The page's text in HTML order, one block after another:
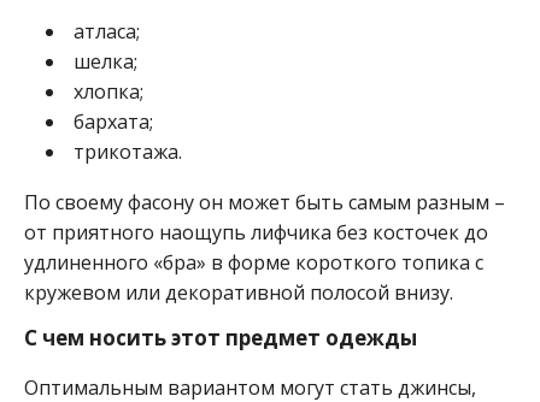
атласа;
шелка;
хлопка;
бархата;
трикотажа.
По своему фасону он может быть самым разным –
от приятного наощупь лифчика без косточек до
удлиненного «бра» в форме короткого топика с
кружевом или декоративной полосой внизу.
С чем носить этот предмет одежды
Оптимальным вариантом могут стать джинсы,